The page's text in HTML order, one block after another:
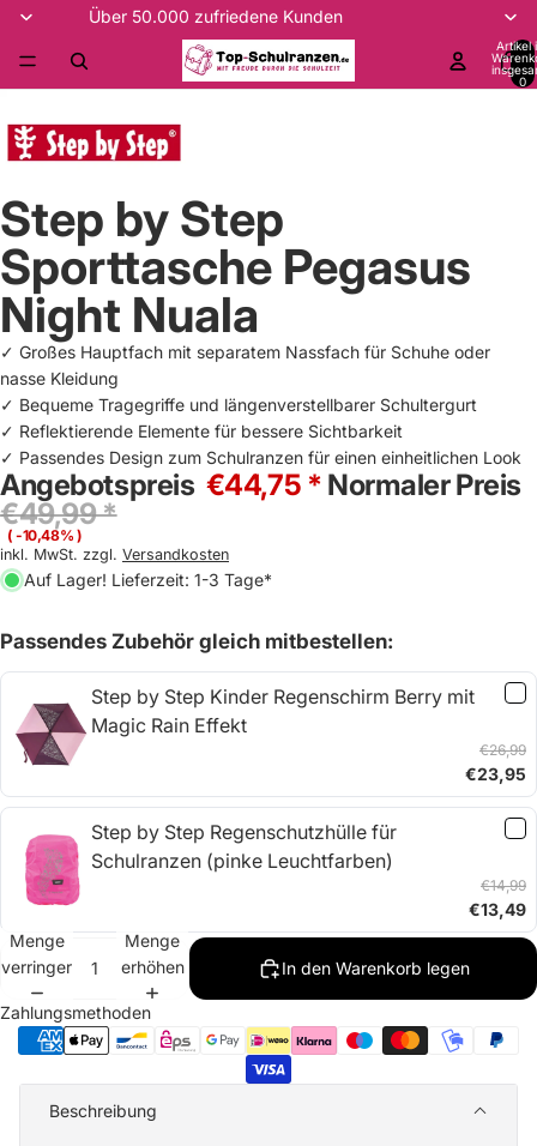
Über 50.000 zufriedene Kunden
Artikel
0
Step by Step
Sporttasche Pegasus
Night Nuala
✓ Großes Hauptfach mit separatem Nassfach für Schuhe oder
nasse Kleidung
✓ Bequeme Tragegriffe und längenverstellbarer Schultergurt
✓ Reflektierende Elemente für bessere Sichtbarkeit
✓ Passendes Design zum Schulranzen für einen einheitlichen Look
Angebotspreis €44,75 * Normaler Preis
€49,99 *
( -10,48% )
inkl. MwSt. zzgl. Versandkosten
Auf Lager! Lieferzeit: 1-3 Tage*
Passendes Zubehör gleich mitbestellen:
Step by Step Kinder Regenschirm Berry mit
Magic Rain Effekt
€26,99
€23,95
Step by Step Regenschutzhülle für
Schulranzen (pinke Leuchtfarben)
€14,99
€13,49
Menge
verringern
Menge
erhöhen
In den Warenkorb legen
Zahlungsmethoden
Beschreibung